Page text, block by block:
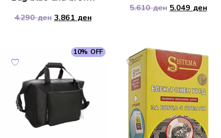
4.290ден 3.861 ден
5.610ден 5.049 ден
10% OFF